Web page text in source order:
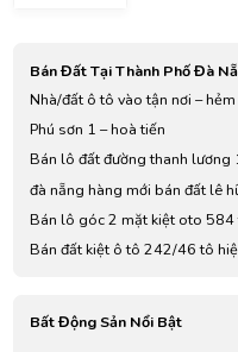
tốt
Bán Đất Tại Thành Phố Đà
Nhà/đất ô tô vào tận nơi –
Phú sơn 1 – hoà tiến
Bán lô đất đường thanh lương
đà nẵng hàng mới bán đất lê
Bán lô góc 2 mặt kiệt oto 584
Bán đất kiệt ô tô 242/46 tô
Bất Động Sản Nổi Bật